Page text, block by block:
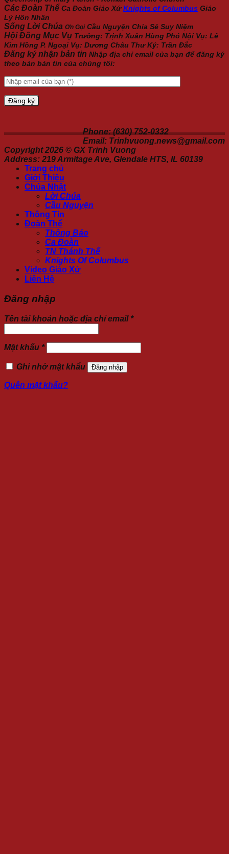
Các Đoàn Thể Ca Đoàn Giáo Xứ Knights of Columbus Giáo
Lý Hôn Nhân
Sống Lời Chúa Ơn Gọi Cầu Nguyện Chia Sẻ Suy Niệm
Hội Đồng Mục Vụ Trưởng: Trịnh Xuân Hùng Phó Nội Vụ: Lê
Kim Hồng P. Ngoại Vụ: Dương Châu Thư Ký: Trần Đắc
Đăng ký nhận bản tin Nhập địa chỉ email của bạn để đăng ký
theo bản bản tin của chúng tôi:
Phone: (630) 752-0332
Email: Trinhvuong.news@gmail.com
Copyright 2026 © GX Trinh Vuong
Address: 219 Armitage Ave, Glendale HTS, IL 60139
Trang chủ
Giới Thiệu
Chúa Nhật
Lời Chúa
Cầu Nguyện
Thông Tin
Đoàn Thể
Thông Báo
Ca Đoàn
TN Thánh Thể
Knights Of Columbus
Video Giáo Xứ
Liên Hệ
Đăng nhập
Tên tài khoản hoặc địa chỉ email *
Mật khẩu *
Ghi nhớ mật khẩu Đăng nhập
Quên mật khẩu?